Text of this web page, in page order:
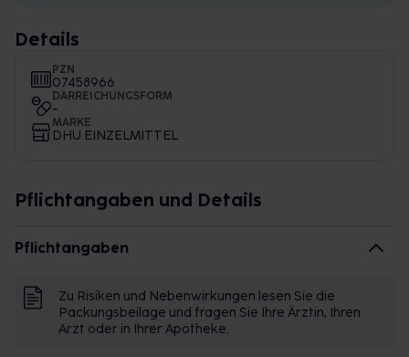
Details
PZN
07458966
DARREICHUNGSFORM
-
MARKE
DHU EINZELMITTEL
Pflichtangaben und Details
Pflichtangaben
Zu Risiken und Nebenwirkungen lesen Sie die
Packungsbeilage und fragen Sie Ihre Ärztin, Ihren
Arzt oder in Ihrer Apotheke.